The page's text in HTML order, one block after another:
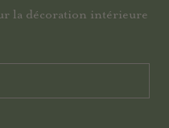
la décoration intérieure